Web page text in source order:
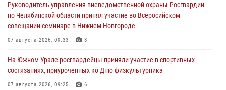
Руководитель управления вневедомственной охраны Росгвардии
по Челябинской области принял участие во Всеросийском
совещании-семинаре в Нижнем Новгороде
07 августа 2026, 09:33 3
На Южном Урале росгвардейцы приняли участие в спортивных
состязаниях, приуроченных ко Дню физкультурника
07 августа 2026, 09:25 6